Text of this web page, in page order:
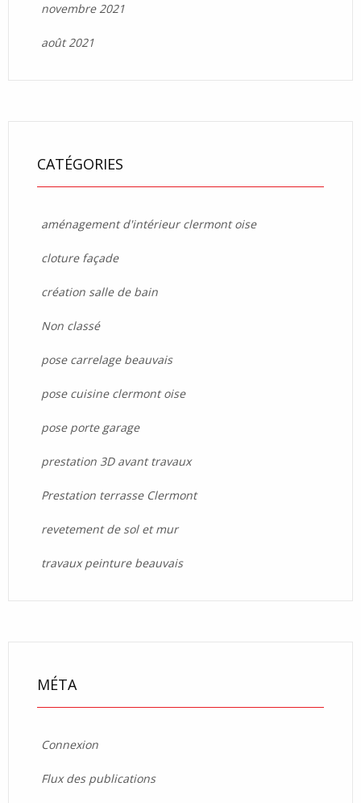
novembre 2021
août 2021
CATÉGORIES
aménagement d'intérieur clermont oise
cloture façade
création salle de bain
Non classé
pose carrelage beauvais
pose cuisine clermont oise
pose porte garage
prestation 3D avant travaux
Prestation terrasse Clermont
revetement de sol et mur
travaux peinture beauvais
MÉTA
Connexion
Flux des publications